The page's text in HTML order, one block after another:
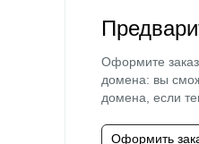
Оформите
домена: вы
домена, если
Оформить